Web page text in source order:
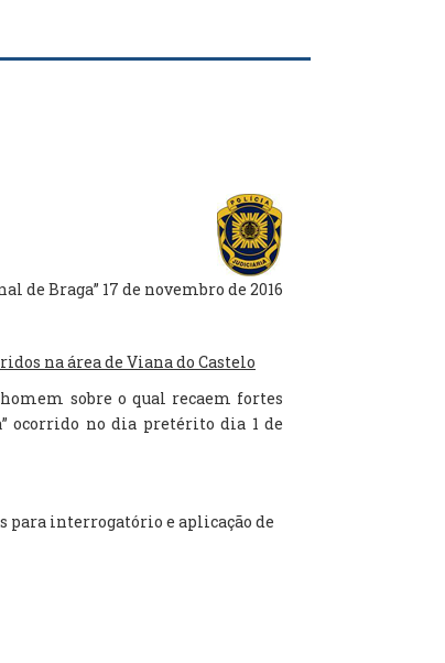
de Braga” 17 de novembro de 2016
na área de Viana do Castelo
sobre o qual recaem fortes
ocorrido no dia pretérito dia 1 de
para interrogatório e aplicação de